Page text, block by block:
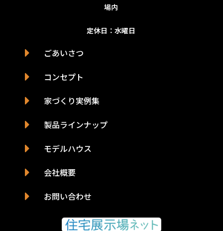
場内
定休日：水曜日
ごあいさつ
コンセプト
家づくり実例集
製品ラインナップ
モデルハウス
会社概要
お問い合わせ